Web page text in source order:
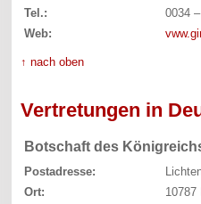
Tel.:
0034
Web:
↑ nach oben
Vertretungen in
Botschaft des
Postadresse:
Ort:
10787